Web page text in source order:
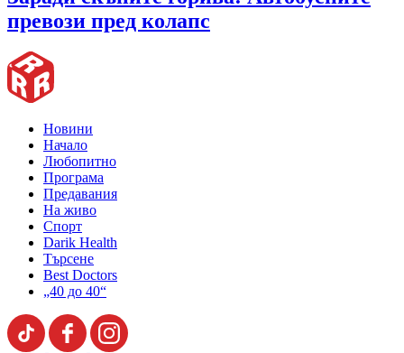
превози пред колапс
Новини
Начало
Любопитно
Програма
Предавания
На живо
Спорт
Darik Health
Търсене
Best Doctors
„40 до 40“